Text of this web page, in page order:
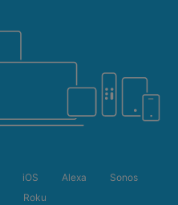
iOS Alexa
Sonos
Roku